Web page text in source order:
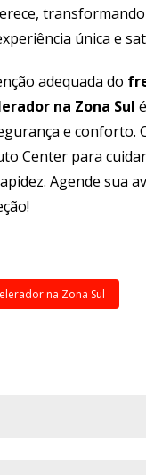
única e
adequada do
na Zona Sul
e conforto.
Center para
Agende sua
na Zona Sul